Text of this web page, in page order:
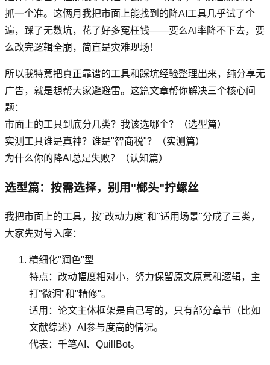
抓一个准。这俩月我把市面上能找到的降AI工具几乎试了个
遍，踩了无数坑，花了好多冤枉钱——要么AI率降不下去，要
么改完逻辑全崩，简直是灾难现场！
所以我特意把真正靠谱的工具和踩坑经验整理出来，纯分享无
广告，就是想帮大家避避雷。这篇文章帮你解决三个核心问
题：
市面上的工具到底分几类？我该选哪个？（选型篇）
实测工具谁是真神？谁是"智商税"？（实测篇）
为什么你的降AI总是失败？（认知篇）
选型篇：按需选择，别用"榔头"拧螺丝
我把市面上的工具，按"改动力度"和"适用场景"分成了三类，
大家先对号入座：
精细化"润色"型
特点：改动幅度相对小，努力保留原文原意和逻辑，主
打"微调"和"精修"。
适用：论文主体框架是自己写的，只有部分章节（比如
文献综述）AI参与度高的情况。
代表：千笔AI、QuillBot。